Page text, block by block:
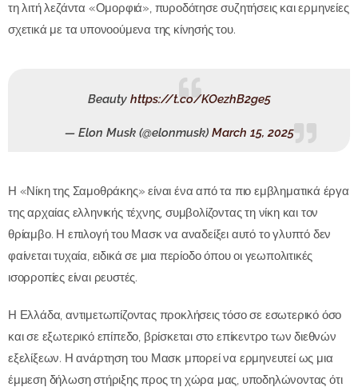
τη λιτή λεζάντα «Ομορφιά», πυροδότησε συζητήσεις και ερμηνείες
σχετικά με τα υπονοούμενα της κίνησής του.
Beauty https://t.co/KOezhB2ge5
— Elon Musk (@elonmusk) March 15, 2025
Η «Νίκη της Σαμοθράκης» είναι ένα από τα πιο εμβληματικά έργα
της αρχαίας ελληνικής τέχνης, συμβολίζοντας τη νίκη και τον
θρίαμβο. Η επιλογή του Μασκ να αναδείξει αυτό το γλυπτό δεν
φαίνεται τυχαία, ειδικά σε μια περίοδο όπου οι γεωπολιτικές
ισορροπίες είναι ρευστές.
Η Ελλάδα, αντιμετωπίζοντας προκλήσεις τόσο σε εσωτερικό όσο
και σε εξωτερικό επίπεδο, βρίσκεται στο επίκεντρο των διεθνών
εξελίξεων. Η ανάρτηση του Μασκ μπορεί να ερμηνευτεί ως μια
έμμεση δήλωση στήριξης προς τη χώρα μας, υποδηλώνοντας ότι